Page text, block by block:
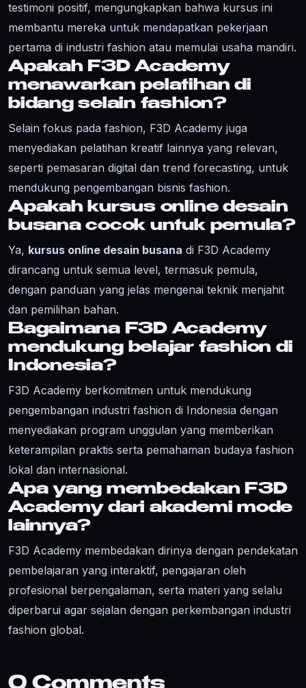
testimoni positif, mengungkapkan bahwa kursus ini
membantu mereka untuk mendapatkan pekerjaan
pertama di industri fashion atau memulai usaha mandiri.
Apakah F3D Academy
menawarkan pelatihan di
bidang selain fashion?
Selain fokus pada fashion, F3D Academy juga
menyediakan pelatihan kreatif lainnya yang relevan,
seperti pemasaran digital dan trend forecasting, untuk
mendukung pengembangan bisnis fashion.
Apakah kursus online desain
busana cocok untuk pemula?
Ya, kursus online desain busana di F3D Academy
dirancang untuk semua level, termasuk pemula,
dengan panduan yang jelas mengenai teknik menjahit
dan pemilihan bahan.
Bagaimana F3D Academy
mendukung belajar fashion di
Indonesia?
F3D Academy berkomitmen untuk mendukung
pengembangan industri fashion di Indonesia dengan
menyediakan program unggulan yang memberikan
keterampilan praktis serta pemahaman budaya fashion
lokal dan internasional.
Apa yang membedakan F3D
Academy dari akademi mode
lainnya?
F3D Academy membedakan dirinya dengan pendekatan
pembelajaran yang interaktif, pengajaran oleh
profesional berpengalaman, serta materi yang selalu
diperbarui agar sejalan dengan perkembangan industri
fashion global.
0 Comments